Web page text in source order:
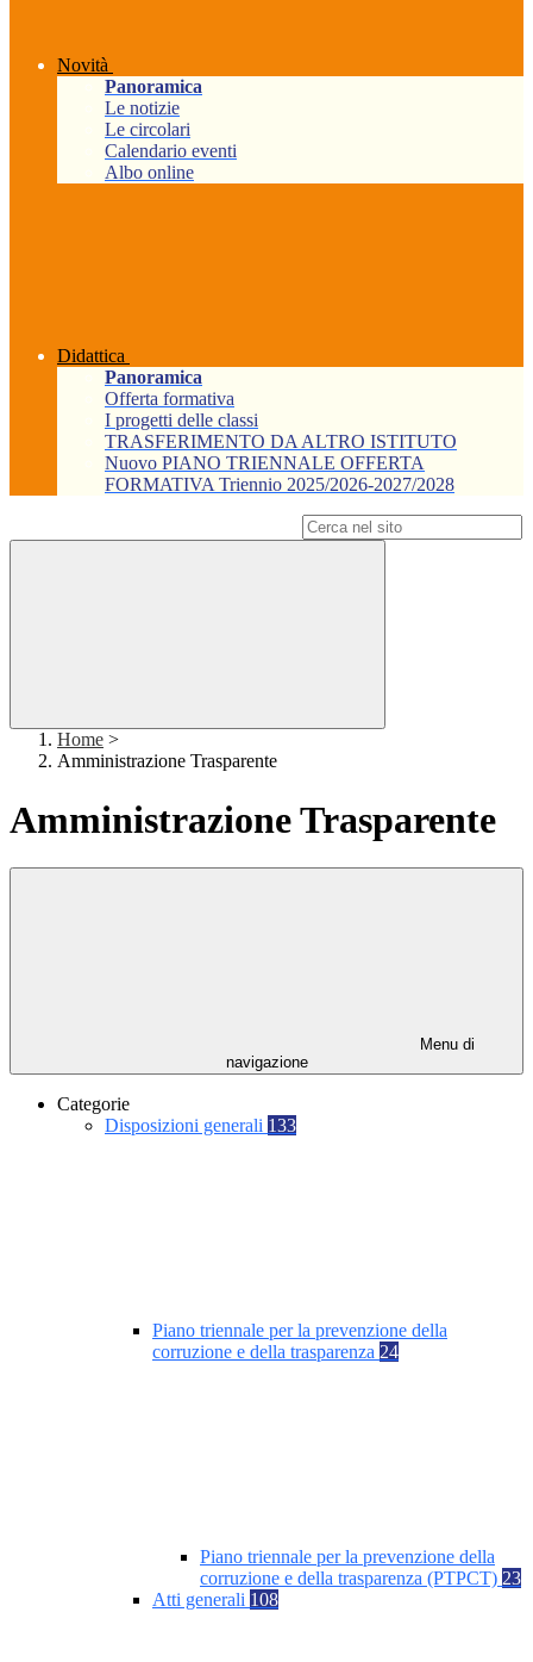
Novità
Panoramica
Le notizie
Le circolari
Calendario eventi
Albo online
Didattica
Panoramica
Offerta formativa
I progetti delle classi
TRASFERIMENTO DA ALTRO ISTITUTO
Nuovo PIANO TRIENNALE OFFERTA
FORMATIVA Triennio 2025/2026-2027/2028
Home >
Amministrazione Trasparente
Amministrazione Trasparente
Menu di
navigazione
Categorie
Disposizioni generali 133
Piano triennale per la prevenzione della
corruzione e della trasparenza 24
Piano triennale per la prevenzione della
corruzione e della trasparenza (PTPCT) 23
Atti generali 108